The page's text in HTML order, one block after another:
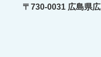
〒730-0031 広島県